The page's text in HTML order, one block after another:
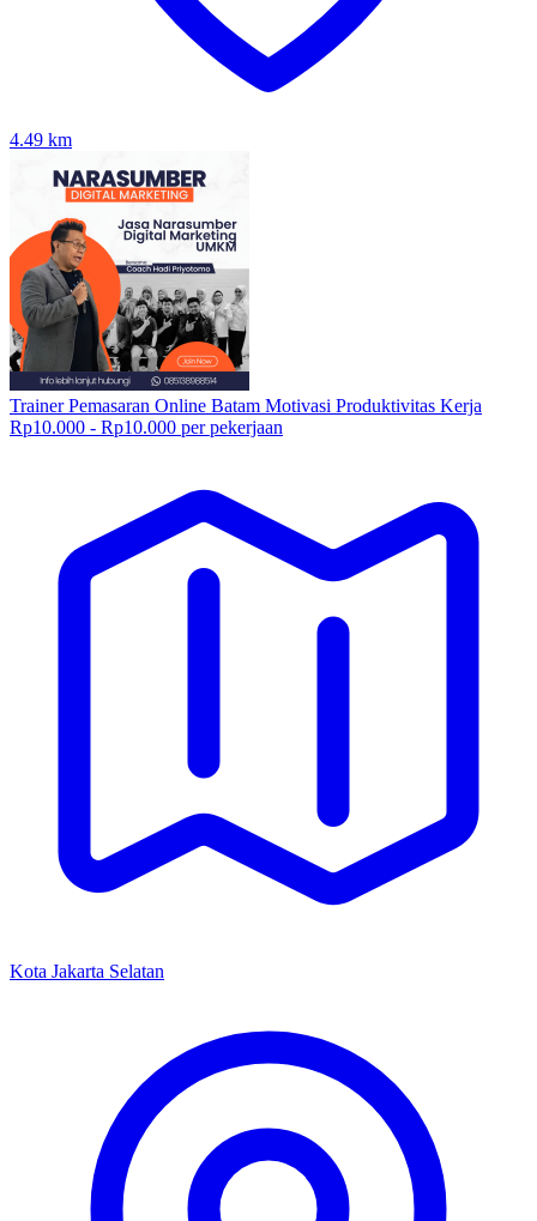
4.49 km
Trainer Pemasaran Online Batam Motivasi Produktivitas Kerja
Rp10.000 - Rp10.000 per pekerjaan
Kota Jakarta Selatan